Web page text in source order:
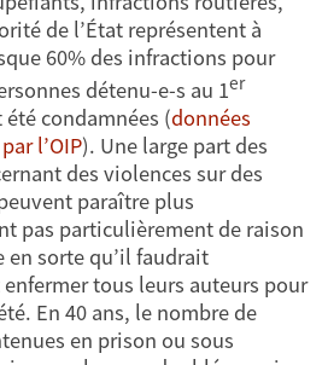
de l’État représentent à
60% des infractions pour
détenu-e-s au 1er
condamnées (données
l’OIP). Une large part des
des violences sur des
paraître plus
pas particulièrement de raison
en sorte qu’il faudrait
tous leurs auteurs pour
En 40 ans, le nombre de
en prison ou sous